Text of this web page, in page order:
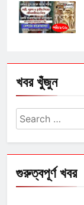
খবর খুঁজুন
Search
for:
গুরুত্বপূর্ণ খবর